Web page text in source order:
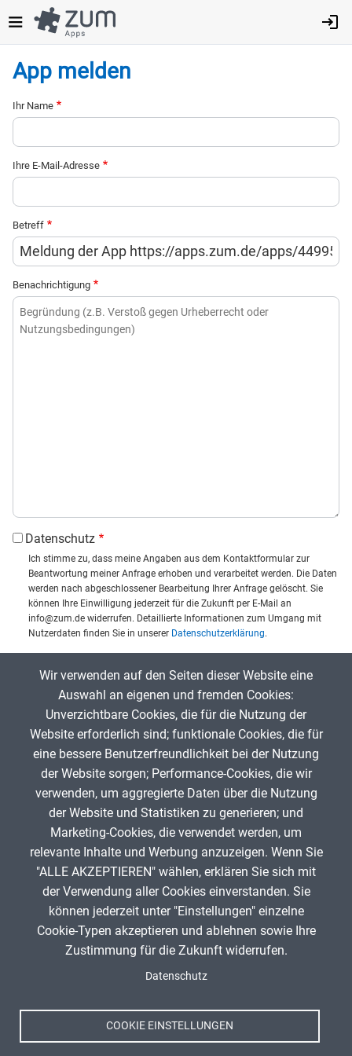
zum
Inhalt
App melden
Ihr Name
Ihre E-Mail-Adresse
Betreff
Benachrichtigung
Datenschutz
Ich stimme zu, dass meine Angaben aus dem Kontaktformular zur
Beantwortung meiner Anfrage erhoben und verarbeitet werden. Die Daten
werden nach abgeschlossener Bearbeitung Ihrer Anfrage gelöscht. Sie
können Ihre Einwilligung jederzeit für die Zukunft per E-Mail an
info@zum.de widerrufen. Detaillierte Informationen zum Umgang mit
Nutzerdaten finden Sie in unserer Datenschutzerklärung.
Captcha eingeben:
Gib die Zeichen aus dem Bild oben ein,
beachte Groß- und Kleinschreibung.
Um Spam zu verhindern, gib bitte die Zeichenfolge aus dem Bild
oben ein.
ANZEIGE
Spenden
Impressum
Wir verwenden auf den Seiten dieser Website eine
Auswahl an eigenen und fremden Cookies:
Unverzichtbare Cookies, die für die Nutzung der
Website erforderlich sind; funktionale Cookies, die für
eine bessere Benutzerfreundlichkeit bei der Nutzung
der Website sorgen; Performance-Cookies, die wir
verwenden, um aggregierte Daten über die Nutzung
der Website und Statistiken zu generieren; und
Marketing-Cookies, die verwendet werden, um
relevante Inhalte und Werbung anzuzeigen. Wenn Sie
"ALLE AKZEPTIEREN" wählen, erklären Sie sich mit
der Verwendung aller Cookies einverstanden. Sie
können jederzeit unter "Einstellungen" einzelne
Cookie-Typen akzeptieren und ablehnen sowie Ihre
Zustimmung für die Zukunft widerrufen.
Datenschutz
COOKIE EINSTELLUNGEN